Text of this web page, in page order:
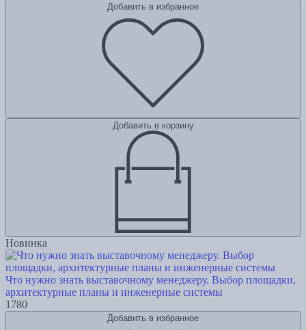
Добавить в избранное
Добавить в корзину
Новинка
Что нужно знать выставочному менеджеру. Выбор площадки,
архитектурные планы и инженерные системы
1780
Добавить в избранное